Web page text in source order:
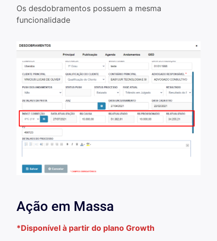
Os desdobramentos possuem a mesma
funcionalidade
Ação em Massa
*Disponível à partir do plano Growth